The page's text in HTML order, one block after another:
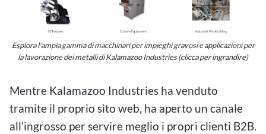
Esplora l'ampia gamma di macchinari per impieghi gravosi e applicazioni per
la lavorazione dei metalli di Kalamazoo Industries (clicca per ingrandire)
Mentre Kalamazoo Industries ha venduto
tramite il proprio sito web, ha aperto un canale
all'ingrosso per servire meglio i propri clienti B2B.